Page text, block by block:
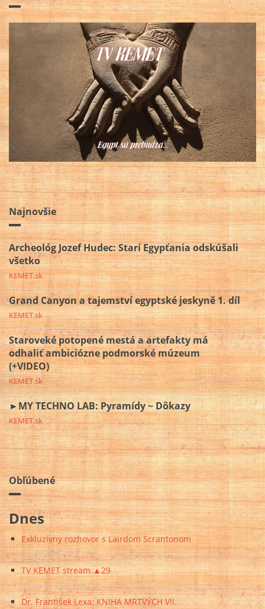
Najnovšie
Archeológ Jozef Hudec: Starí Egypťania odskúšali
všetko
KEMET.sk
Grand Canyon a tajemství egyptské jeskyně 1. díl
KEMET.sk
Staroveké potopené mestá a artefakty má
odhaliť ambiciózne podmorské múzeum
(+VIDEO)
KEMET.sk
►MY TECHNO LAB: Pyramídy ~ Dôkazy
KEMET.sk
Obľúbené
Dnes
Exkluzívny rozhovor s Lairdom Scrantonom
TV KEMET stream ▲29
Dr. František Lexa: KNIHA MRTVÝCH VII.